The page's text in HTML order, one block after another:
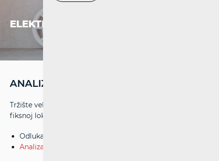
ELEKTRONIČKE KOMUNIKACIJE
ANALIZA 2013 I VEZANE ODLUKE
Tržište veleprodajnog lokalnog pristupa koji se pruža na
fiksnoj lokaciji
Odluka u postupku analize tržišta
Analiza tržišta